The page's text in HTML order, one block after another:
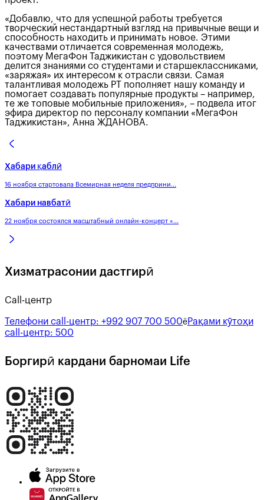
«Добавлю, что для успешной работы требуется
творческий нестандартный взгляд на привычные вещи и
способность находить и принимать новое. Этими
качествами отличается современная молодежь,
поэтому МегаФон Таджикистан с удовольствием
делится знаниями со студентами и старшеклассниками,
«заряжая» их интересом к отрасли связи. Самая
талантливая молодежь РТ пополняет нашу команду и
помогает создавать популярные продукты – например,
те же топовые мобильные приложения», – подвела итог
эфира директор по персоналу компании «МегаФон
Таджикистан», Анна ЖДАНОВА.
Хабари қаблӣ
16 ноября стартовала Всемирная неделя предприни...
Хабари навбатӣ
22 ноября состоялся масштабный онлайн-концерт «...
Хизматрасонии дастгирӣ
Call-центр
Телефони call-центр: +992 907 700 500ёРақами кӯтоҳи
call-центр: 500
Боргирӣ кардани барномаи Life